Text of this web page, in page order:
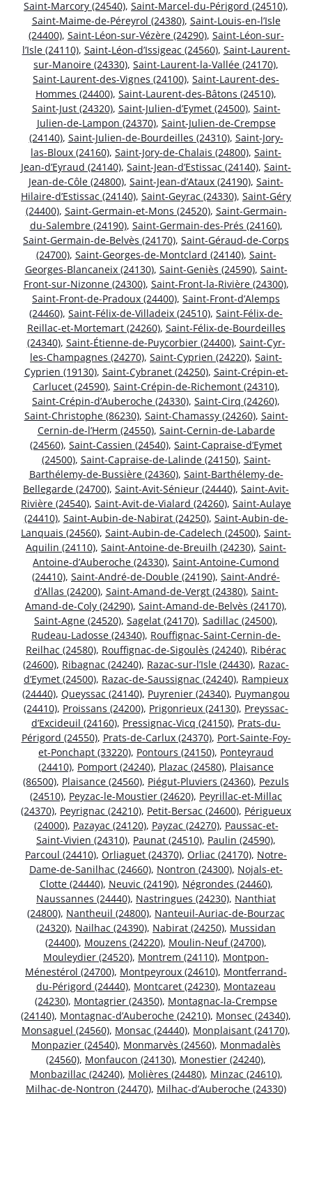
Saint-Marcory (24540), Saint-Marcel-du-Périgord (24510),
Saint-Maime-de-Péreyrol (24380), Saint-Louis-en-l’Isle
(24400), Saint-Léon-sur-Vézère (24290), Saint-Léon-sur-
l’Isle (24110), Saint-Léon-d’Issigeac (24560), Saint-Laurent-
sur-Manoire (24330), Saint-Laurent-la-Vallée (24170),
Saint-Laurent-des-Vignes (24100), Saint-Laurent-des-
Hommes (24400), Saint-Laurent-des-Bâtons (24510),
Saint-Just (24320), Saint-Julien-d’Eymet (24500), Saint-
Julien-de-Lampon (24370), Saint-Julien-de-Crempse
(24140), Saint-Julien-de-Bourdeilles (24310), Saint-Jory-
las-Bloux (24160), Saint-Jory-de-Chalais (24800), Saint-
Jean-d’Eyraud (24140), Saint-Jean-d’Estissac (24140), Saint-
Jean-de-Côle (24800), Saint-Jean-d’Ataux (24190), Saint-
Hilaire-d’Estissac (24140), Saint-Geyrac (24330), Saint-Géry
(24400), Saint-Germain-et-Mons (24520), Saint-Germain-
du-Salembre (24190), Saint-Germain-des-Prés (24160),
Saint-Germain-de-Belvès (24170), Saint-Géraud-de-Corps
(24700), Saint-Georges-de-Montclard (24140), Saint-
Georges-Blancaneix (24130), Saint-Geniès (24590), Saint-
Front-sur-Nizonne (24300), Saint-Front-la-Rivière (24300),
Saint-Front-de-Pradoux (24400), Saint-Front-d’Alemps
(24460), Saint-Félix-de-Villadeix (24510), Saint-Félix-de-
Reillac-et-Mortemart (24260), Saint-Félix-de-Bourdeilles
(24340), Saint-Étienne-de-Puycorbier (24400), Saint-Cyr-
les-Champagnes (24270), Saint-Cyprien (24220), Saint-
Cyprien (19130), Saint-Cybranet (24250), Saint-Crépin-et-
Carlucet (24590), Saint-Crépin-de-Richemont (24310),
Saint-Crépin-d’Auberoche (24330), Saint-Cirq (24260),
Saint-Christophe (86230), Saint-Chamassy (24260), Saint-
Cernin-de-l’Herm (24550), Saint-Cernin-de-Labarde
(24560), Saint-Cassien (24540), Saint-Capraise-d’Eymet
(24500), Saint-Capraise-de-Lalinde (24150), Saint-
Barthélemy-de-Bussière (24360), Saint-Barthélemy-de-
Bellegarde (24700), Saint-Avit-Sénieur (24440), Saint-Avit-
Rivière (24540), Saint-Avit-de-Vialard (24260), Saint-Aulaye
(24410), Saint-Aubin-de-Nabirat (24250), Saint-Aubin-de-
Lanquais (24560), Saint-Aubin-de-Cadelech (24500), Saint-
Aquilin (24110), Saint-Antoine-de-Breuilh (24230), Saint-
Antoine-d’Auberoche (24330), Saint-Antoine-Cumond
(24410), Saint-André-de-Double (24190), Saint-André-
d’Allas (24200), Saint-Amand-de-Vergt (24380), Saint-
Amand-de-Coly (24290), Saint-Amand-de-Belvès (24170),
Saint-Agne (24520), Sagelat (24170), Sadillac (24500),
Rudeau-Ladosse (24340), Rouffignac-Saint-Cernin-de-
Reilhac (24580), Rouffignac-de-Sigoulès (24240), Ribérac
(24600), Ribagnac (24240), Razac-sur-l’Isle (24430), Razac-
d’Eymet (24500), Razac-de-Saussignac (24240), Rampieux
(24440), Queyssac (24140), Puyrenier (24340), Puymangou
(24410), Proissans (24200), Prigonrieux (24130), Preyssac-
d’Excideuil (24160), Pressignac-Vicq (24150), Prats-du-
Périgord (24550), Prats-de-Carlux (24370), Port-Sainte-Foy-
et-Ponchapt (33220), Pontours (24150), Ponteyraud
(24410), Pomport (24240), Plazac (24580), Plaisance
(86500), Plaisance (24560), Piégut-Pluviers (24360), Pezuls
(24510), Peyzac-le-Moustier (24620), Peyrillac-et-Millac
(24370), Peyrignac (24210), Petit-Bersac (24600), Périgueux
(24000), Pazayac (24120), Payzac (24270), Paussac-et-
Saint-Vivien (24310), Paunat (24510), Paulin (24590),
Parcoul (24410), Orliaguet (24370), Orliac (24170), Notre-
Dame-de-Sanilhac (24660), Nontron (24300), Nojals-et-
Clotte (24440), Neuvic (24190), Négrondes (24460),
Naussannes (24440), Nastringues (24230), Nanthiat
(24800), Nantheuil (24800), Nanteuil-Auriac-de-Bourzac
(24320), Nailhac (24390), Nabirat (24250), Mussidan
(24400), Mouzens (24220), Moulin-Neuf (24700),
Mouleydier (24520), Montrem (24110), Montpon-
Ménestérol (24700), Montpeyroux (24610), Montferrand-
du-Périgord (24440), Montcaret (24230), Montazeau
(24230), Montagrier (24350), Montagnac-la-Crempse
(24140), Montagnac-d’Auberoche (24210), Monsec (24340),
Monsaguel (24560), Monsac (24440), Monplaisant (24170),
Monpazier (24540), Monmarvès (24560), Monmadalès
(24560), Monfaucon (24130), Monestier (24240),
Monbazillac (24240), Molières (24480), Minzac (24610),
Milhac-de-Nontron (24470), Milhac-d’Auberoche (24330)